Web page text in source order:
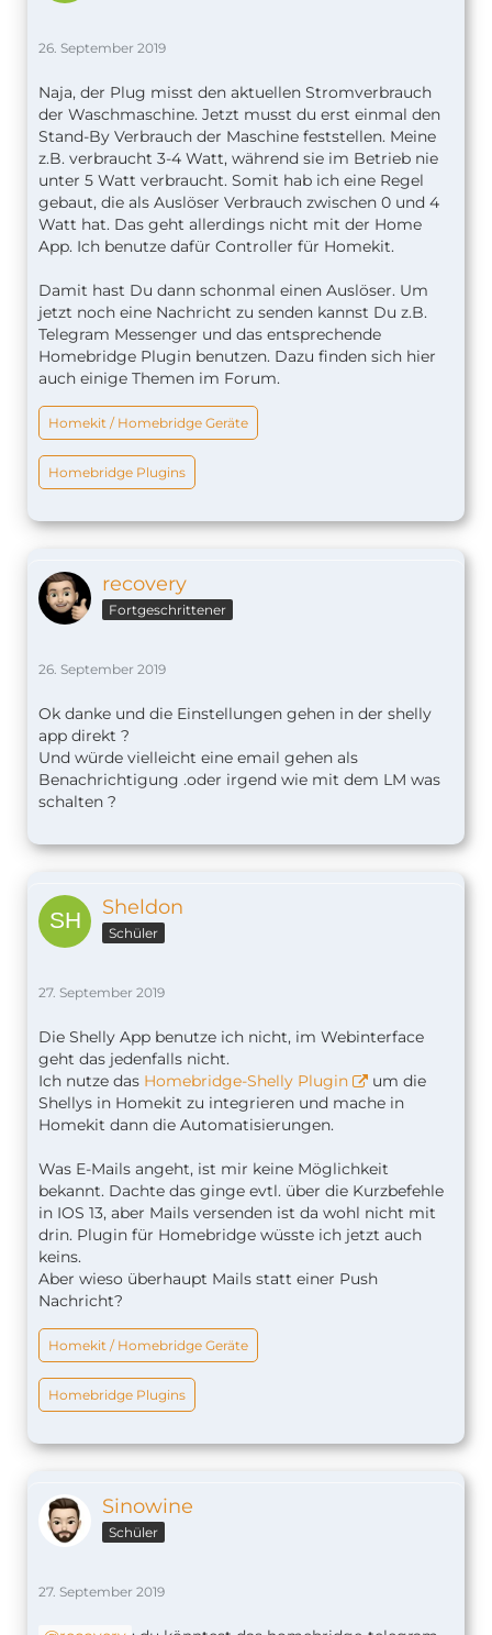
26. September 2019
Naja, der Plug misst den aktuellen Stromverbrauch
der Waschmaschine. Jetzt musst du erst einmal den
Stand-By Verbrauch der Maschine feststellen. Meine
z.B. verbraucht 3-4 Watt, während sie im Betrieb nie
unter 5 Watt verbraucht. Somit hab ich eine Regel
gebaut, die als Auslöser Verbrauch zwischen 0 und 4
Watt hat. Das geht allerdings nicht mit der Home
App. Ich benutze dafür Controller für Homekit.
Damit hast Du dann schonmal einen Auslöser. Um
jetzt noch eine Nachricht zu senden kannst Du z.B.
Telegram Messenger und das entsprechende
Homebridge Plugin benutzen. Dazu finden sich hier
auch einige Themen im Forum.
Homekit / Homebridge Geräte
Homebridge Plugins
recovery
Fortgeschrittener
26. September 2019
Ok danke und die Einstellungen gehen in der shelly
app direkt ?
Und würde vielleicht eine email gehen als
Benachrichtigung .oder irgend wie mit dem LM was
schalten ?
Sheldon
Schüler
27. September 2019
Die Shelly App benutze ich nicht, im Webinterface
geht das jedenfalls nicht.
Ich nutze das Homebridge-Shelly Plugin
um die
Shellys in Homekit zu integrieren und mache in
Homekit dann die Automatisierungen.
Was E-Mails angeht, ist mir keine Möglichkeit
bekannt. Dachte das ginge evtl. über die Kurzbefehle
in IOS 13, aber Mails versenden ist da wohl nicht mit
drin. Plugin für Homebridge wüsste ich jetzt auch
keins.
Aber wieso überhaupt Mails statt einer Push
Nachricht?
Homekit / Homebridge Geräte
Homebridge Plugins
Sinowine
Schüler
27. September 2019